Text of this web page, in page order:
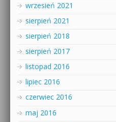
wrzesień 2021
sierpień 2021
sierpień 2018
sierpień 2017
listopad 2016
lipiec 2016
czerwiec 2016
maj 2016